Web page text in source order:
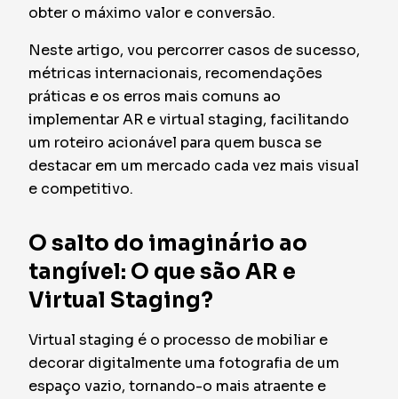
obter o máximo valor e conversão.
Neste artigo, vou percorrer casos de sucesso,
métricas internacionais, recomendações
práticas e os erros mais comuns ao
implementar AR e virtual staging, facilitando
um roteiro acionável para quem busca se
destacar em um mercado cada vez mais visual
e competitivo.
O salto do imaginário ao
tangível: O que são AR e
Virtual Staging?
Virtual staging é o processo de mobiliar e
decorar digitalmente uma fotografia de um
espaço vazio, tornando-o mais atraente e